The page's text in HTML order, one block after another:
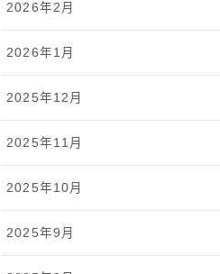
2026年2月
2026年1月
2025年12月
2025年11月
2025年10月
2025年9月